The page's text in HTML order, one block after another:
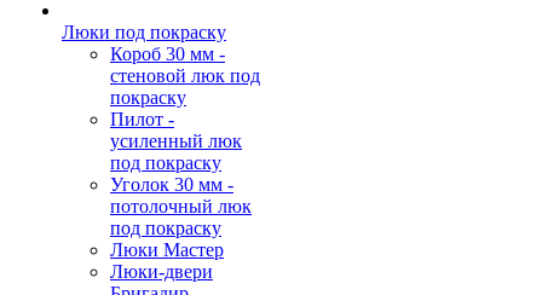
Люки под покраску
Короб 30 мм -
стеновой люк под
покраску
Пилот -
усиленный люк
под покраску
Уголок 30 мм -
потолочный люк
под покраску
Люки Мастер
Люки-двери